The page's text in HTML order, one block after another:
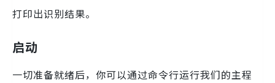
打印出识别结果。
启动
一切准备就绪后，你可以通过命令行运行我们的主程